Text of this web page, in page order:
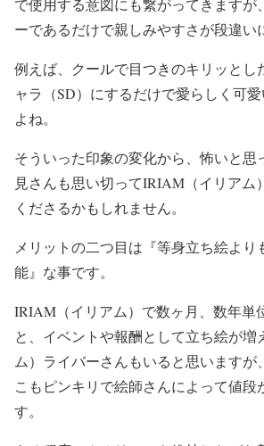
ーであるだけで親しみやすさが段違い
例えば、クールで目つきのキリッとし
ャラ（SD）にするだけで愛らしく可
よね。
そういった印象の変化から、怖いと思
見さんも思い切ってIRIAM（イリアム
くださるかもしれません。
メリットの二つ目は『等身立ち絵より
能』な事です。
IRIAM（イリアム）で数ヶ月、数年単
と、イベントや報酬として立ち絵が
ム）ライバーさんもいると思いますが
こもピンキリで絵師さんによって値段
す。